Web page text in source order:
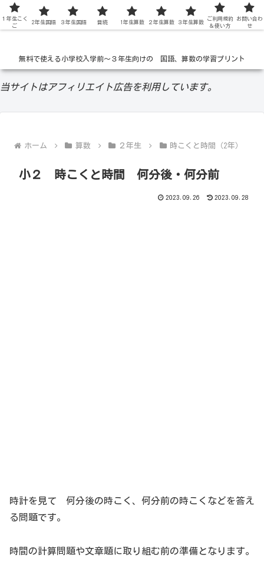
低学年の無料学習ドリル
無料で使える小学校入学前〜３年生向けの 国語、算数の学習プリント
当サイトはアフィリエイト広告を利用しています。
ホーム 算数 ２年生 時こくと時間（2年）
小２ 時こくと時間 何分後・何分前
2023.09.26 2023.09.28
時計を見て 何分後の時こく、何分前の時こくなどを答え
る問題です。
時間の計算問題や文章題に取り組む前の準備となります。
１年生こく
ご
2年生国語 ３年生国語 音読 1年生算数 ２年生算数 ３年生算数
ご利用規約
＆使い方
お問い合わ
せ